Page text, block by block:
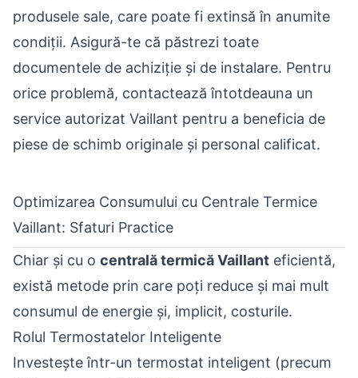
produsele sale, care poate fi extinsă în anumite
condiții. Asigură-te că păstrezi toate
documentele de achiziție și de instalare. Pentru
orice problemă, contactează întotdeauna un
service autorizat Vaillant pentru a beneficia de
piese de schimb originale și personal calificat.
Optimizarea Consumului cu Centrale Termice
Vaillant: Sfaturi Practice
Chiar și cu o centrală termică Vaillant eficientă,
există metode prin care poți reduce și mai mult
consumul de energie și, implicit, costurile.
Rolul Termostatelor Inteligente
Investește într-un termostat inteligent (precum